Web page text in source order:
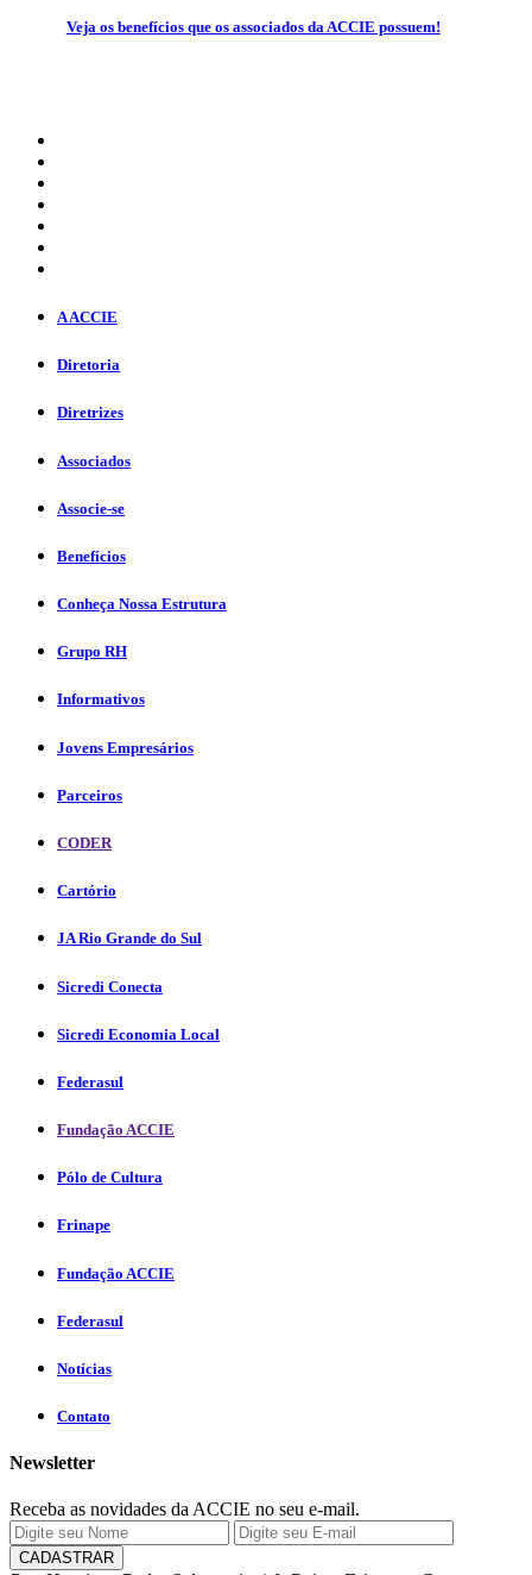
Veja os benefícios que os associados da ACCIE possuem!
A ACCIE
Diretoria
Diretrizes
Associados
Associe-se
Benefícios
Conheça Nossa Estrutura
Grupo RH
Informativos
Jovens Empresários
Parceiros
CODER
Cartório
JA Rio Grande do Sul
Sicredi Conecta
Sicredi Economia Local
Federasul
Fundação ACCIE
Pólo de Cultura
Frinape
Fundação ACCIE
Federasul
Notícias
Contato
Newsletter
Receba as novidades da ACCIE no seu e-mail.